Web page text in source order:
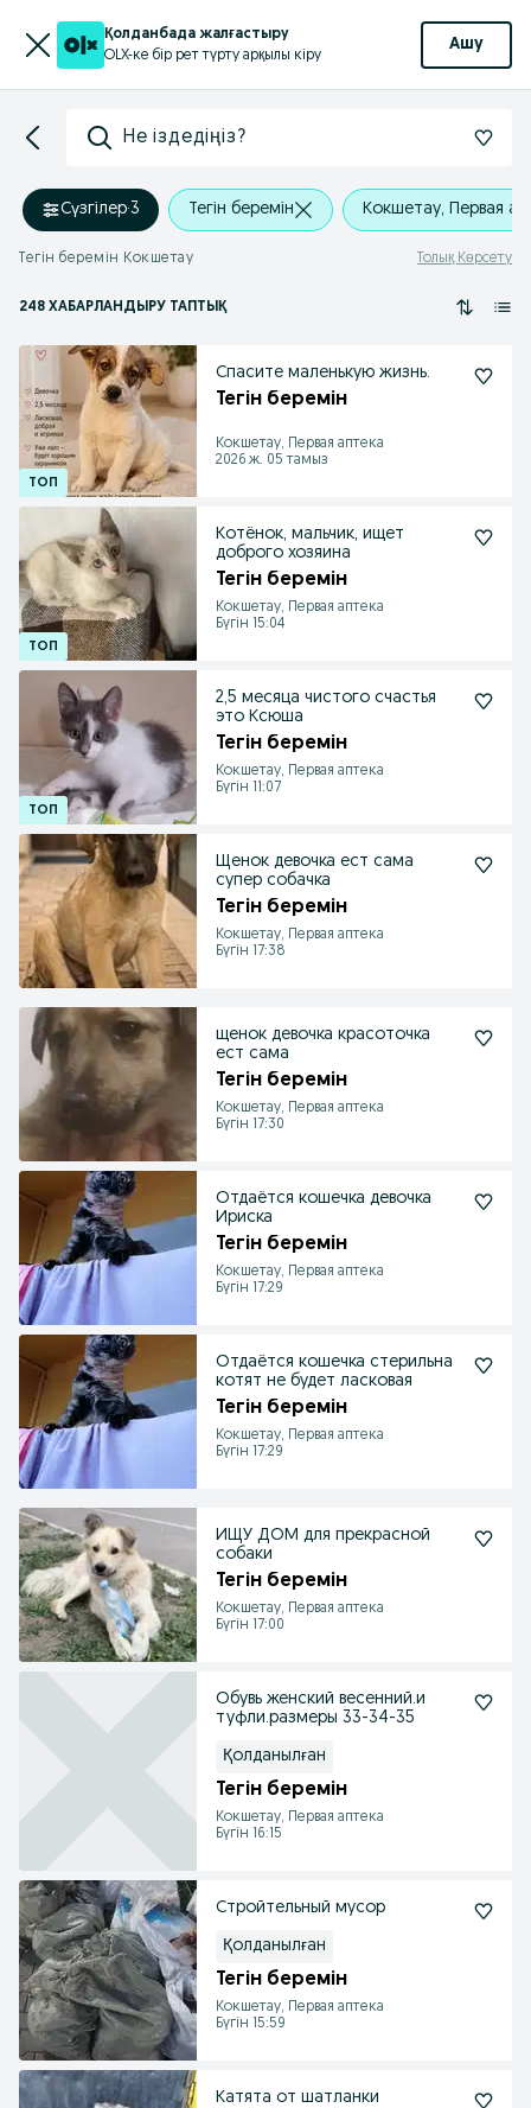
Қолданбада жалғастыру
OLX-ке бір рет түрту арқылы кіру
Ашу
Не іздедіңіз?
Сүзгілер·3 Тегін беремін Кокшетау, Первая
Тегін беремін Кокшетау Толық Көрсету
248 ХАБАРЛАНДЫРУ ТАПТЫҚ
Спасите маленькую жизнь.
Тегін беремін
Кокшетау, Первая аптека
2026 ж. 05 тамыз
Котёнок, мальчик, ищет
доброго хозяина
Тегін беремін
Кокшетау, Первая аптека
Бүгін 15:04
2,5 месяца чистого счастья
это Ксюша
Тегін беремін
Кокшетау, Первая аптека
Бүгін 11:07
Щенок девочка ест сама
супер собачка
Тегін беремін
Кокшетау, Первая аптека
Бүгін 17:38
щенок девочка красоточка
ест сама
Тегін беремін
Кокшетау, Первая аптека
Бүгін 17:30
Отдаётся кошечка девочка
Ириска
Тегін беремін
Кокшетау, Первая аптека
Бүгін 17:29
Отдаётся кошечка стерильна
котят не будет ласковая
Тегін беремін
Кокшетау, Первая аптека
Бүгін 17:29
ИЩУ ДОМ для прекрасной
собаки
Тегін беремін
Кокшетау, Первая аптека
Бүгін 17:00
Обувь женский весенний.и
туфли.размеры 33-34-35
Қолданылған
Тегін беремін
Кокшетау, Первая аптека
Бүгін 16:15
Стройтельный мусор
Қолданылған
Тегін беремін
Кокшетау, Первая аптека
Бүгін 15:59
Катята от шатланки